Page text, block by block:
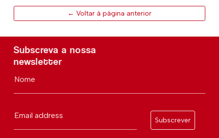
← Voltar à página anterior
Subscreva a nossa
newsletter
Nome
Email address
Subscrever